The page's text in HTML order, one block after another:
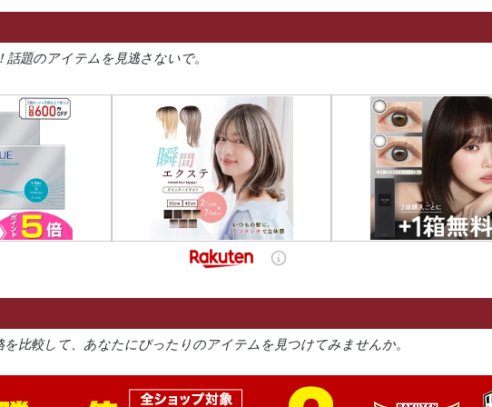
題のアイテムを見逃さないで。
を比較して、あなたにぴったりのアイテムを見つけてみませんか。